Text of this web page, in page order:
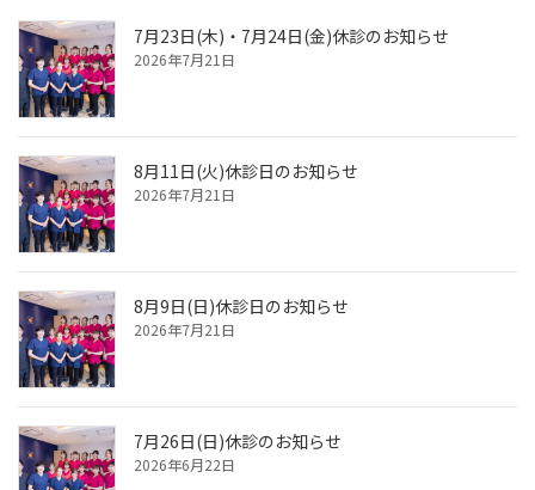
7月23日(木)・7月24日(金)休診のお知らせ
2026年7月21日
8月11日(火)休診日のお知らせ
2026年7月21日
8月9日(日)休診日のお知らせ
2026年7月21日
7月26日(日)休診のお知らせ
2026年6月22日